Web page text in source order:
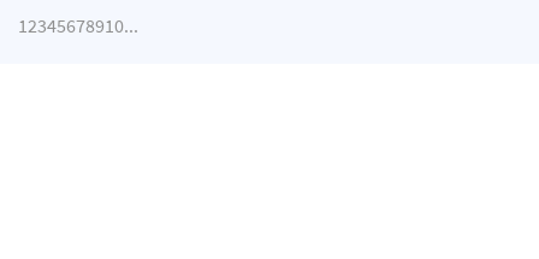
12345678910...